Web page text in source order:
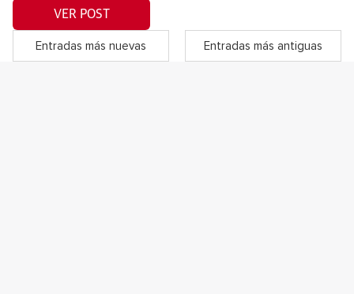
VER POST
Entradas más nuevas Entradas más antiguas